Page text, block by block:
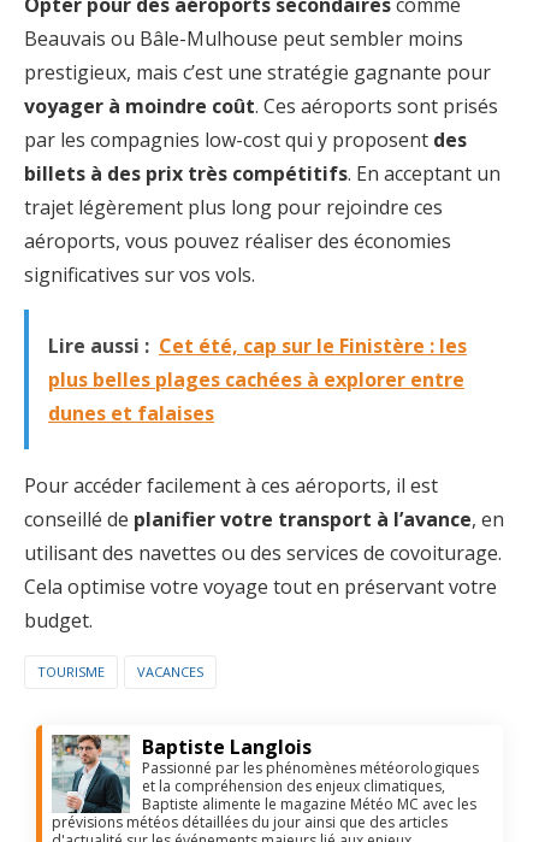
Beauvais ou Bâle-Mulhouse peut sembler moins
prestigieux, mais c’est une stratégie gagnante pour
voyager à moindre coût. Ces aéroports sont prisés
par les compagnies low-cost qui y proposent des
billets à des prix très compétitifs. En acceptant un
trajet légèrement plus long pour rejoindre ces
aéroports, vous pouvez réaliser des économies
significatives sur vos vols.
Lire aussi : Cet été, cap sur le Finistère : les
plus belles plages cachées à explorer entre
dunes et falaises
Pour accéder facilement à ces aéroports, il est
conseillé de planifier votre transport à l’avance, en
utilisant des navettes ou des services de covoiturage.
Cela optimise votre voyage tout en préservant votre
budget.
TOURISME VACANCES
Baptiste Langlois
Passionné par les phénomènes météorologiques
et la compréhension des enjeux climatiques,
Baptiste alimente le magazine Météo MC avec les
prévisions météos détaillées du jour ainsi que des articles